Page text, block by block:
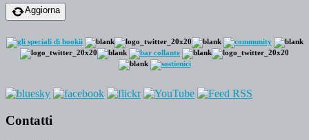
Aggiorna
Contatti